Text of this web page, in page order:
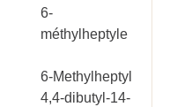
6-
méthylheptyle
6-Methylheptyl
4,4-dibutyl-14-